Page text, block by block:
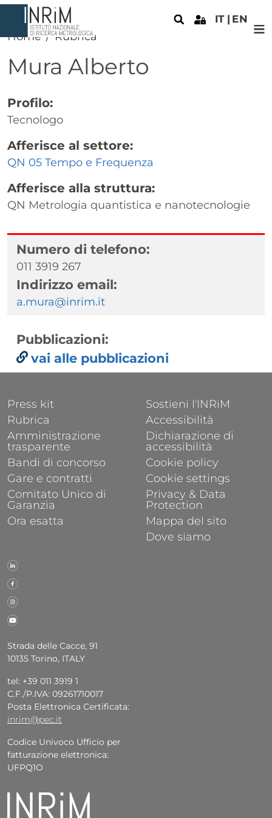
Salta al contenuto principale
IT EN
Home Rubrica
Mura Alberto
Profilo:
Tecnologo
Afferisce al settore:
QN 05 Tempo e Frequenza
Afferisce alla struttura:
QN Metrologia quantistica e nanotecnologie
Numero di telefono:
011 3919 267
Indirizzo email:
a.mura@inrim.it
Pubblicazioni:
vai alle pubblicazioni
Strada delle Cacce, 91
10135 Torino, ITALY
tel: +39 011 3919 1
C.F./P.IVA: 09261710017
Posta Elettronica Certificata:
inrim@pec.it
Codice Univoco Ufficio per
fatturazione elettronica:
UFPQ1O
FOOTER 1
Press kit
Rubrica
Amministrazione
trasparente
Bandi di concorso
Gare e contratti
Comitato Unico di
Garanzia
Ora esatta
FOOTER 2
Sostieni l'INRiM
Accessibilità
Dichiarazione di
accessibilità
Cookie policy
Cookie settings
Privacy & Data
Protection
Mappa del sito
Dove siamo